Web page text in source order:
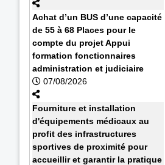
Achat d’un BUS d’une capacité
de 55 à 68 Places pour le
compte du projet Appui
formation fonctionnaires
administration et judiciaire
07/08/2026
Fourniture et installation
d'équipements médicaux au
profit des infrastructures
sportives de proximité pour
accueillir et garantir la pratique